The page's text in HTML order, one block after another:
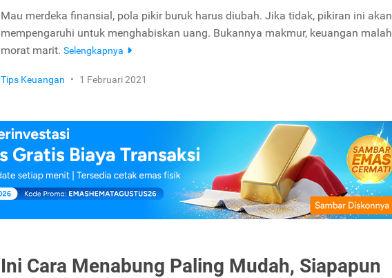
Mau merdeka finansial, pola pikir buruk harus diubah. Jika tidak, pikiran ini akan
mempengaruhi untuk menghabiskan uang. Bukannya makmur, keuangan malah
morat marit. Selengkapnya
Tips Keuangan • 1 Februari 2021
Ini Cara Menabung Paling Mudah, Siapapun